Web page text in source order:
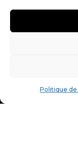
Politique
Si on recrute,
Tous nos